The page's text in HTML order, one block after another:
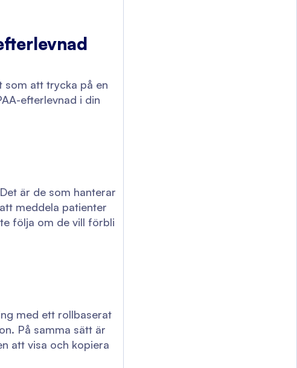
som att trycka på en
efterlevnad i din
är de som hanterar
meddela patienter
följa om de vill förbli
med ett rollbaserat
På samma sätt är
att visa och kopiera